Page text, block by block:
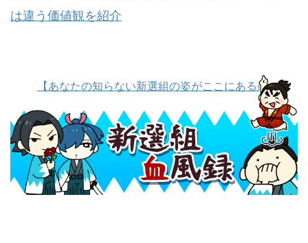
は違う価値観を紹介
【あなたの知らない新選組の姿がここにある!】